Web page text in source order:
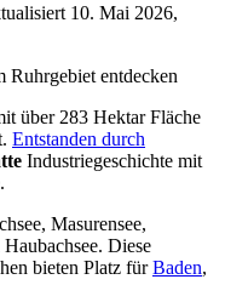
10. Mai 2026,
über 283 Hektar Fläche
Entstanden durch
Industriegeschichte mit
Masurensee,
Diese
bieten Platz fürBaden,